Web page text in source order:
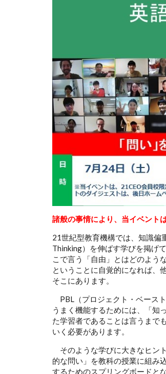
諸般の事情により、当イベント
21世紀型教育機構では、知識
Thinking）を伸ばす学びを掲げ
こで言う「自由」とはどのよう
ということに自覚的になれば、
そこにあります。
PBL（プロジェクト・ベース
うまく機能するためには、「知
た学習者であることは言うまで
いく必要があります。
そのような学びに大きなヒン
的な問い」を教科の授業に組み
するためのスプリングボードと